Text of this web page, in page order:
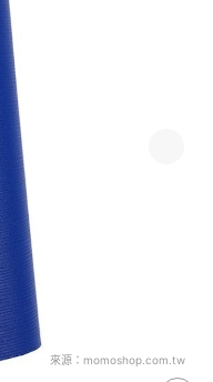
來源： momoshop.com.tw